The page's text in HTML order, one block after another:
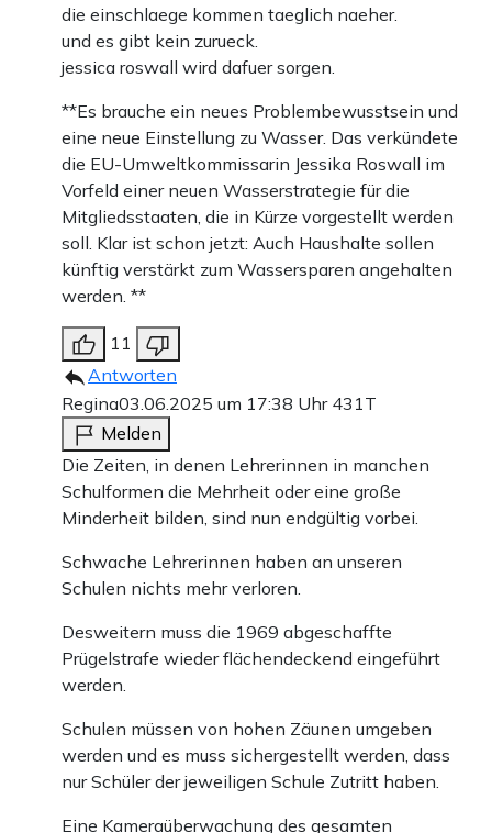
die einschlaege kommen taeglich naeher.
und es gibt kein zurueck.
jessica roswall wird dafuer sorgen.
**Es brauche ein neues Problembewusstsein und
eine neue Einstellung zu Wasser. Das verkündete
die EU-Umweltkommissarin Jessika Roswall im
Vorfeld einer neuen Wasserstrategie für die
Mitgliedsstaaten, die in Kürze vorgestellt werden
soll. Klar ist schon jetzt: Auch Haushalte sollen
künftig verstärkt zum Wassersparen angehalten
werden. **
11
Antworten
Regina03.06.2025 um 17:38 Uhr 431T
Melden
Die Zeiten, in denen Lehrerinnen in manchen
Schulformen die Mehrheit oder eine große
Minderheit bilden, sind nun endgültig vorbei.
Schwache Lehrerinnen haben an unseren
Schulen nichts mehr verloren.
Desweitern muss die 1969 abgeschaffte
Prügelstrafe wieder flächendeckend eingeführt
werden.
Schulen müssen von hohen Zäunen umgeben
werden und es muss sichergestellt werden, dass
nur Schüler der jeweiligen Schule Zutritt haben.
Eine Kameraüberwachung des gesamten